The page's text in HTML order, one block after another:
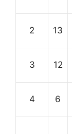
2 13
3 12
4 6